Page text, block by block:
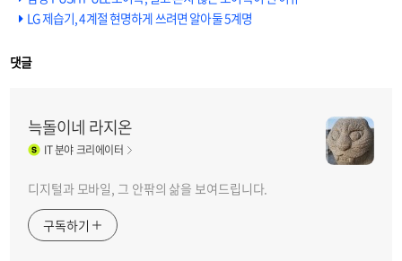
LG 제습기, 4계절 현명하게 쓰려면 알아둘 5계명
댓글
늑돌이네 라지온
IT분야 크리에이터
디지털과 모바일, 그 안팎의 삶을 보여드립니다.
구독하기